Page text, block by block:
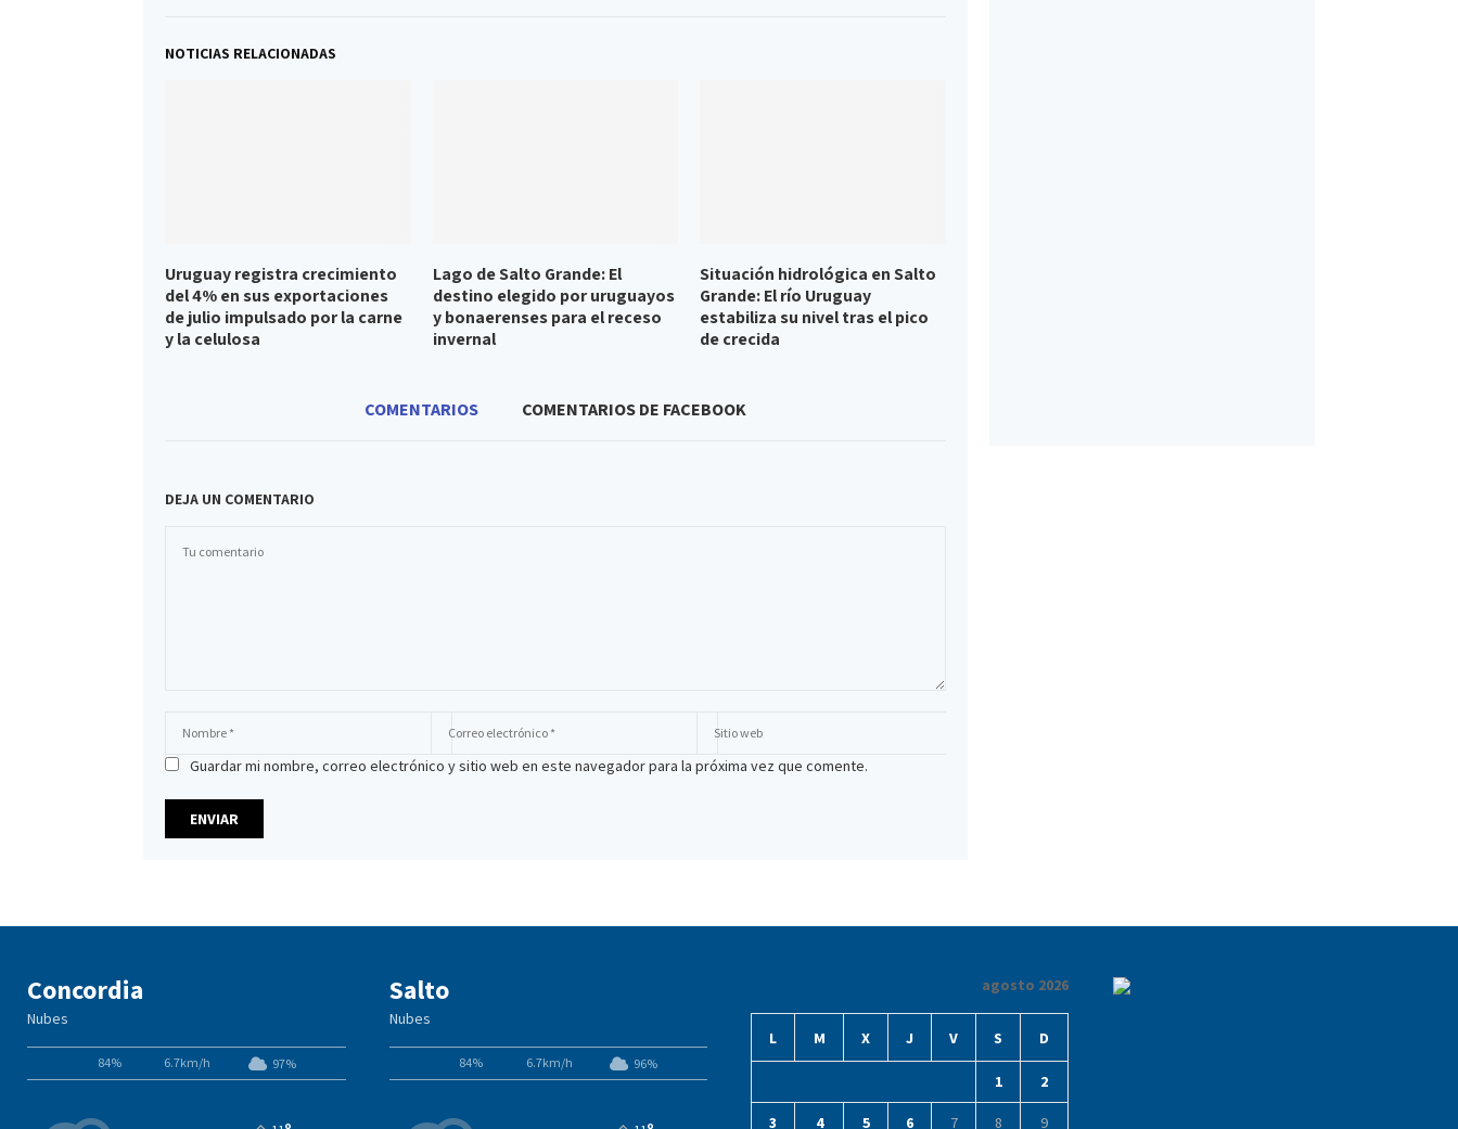
NOTICIAS RELACIONADAS
Uruguay registra crecimiento
del 4% en sus exportaciones
de julio impulsado por la carne
y la celulosa
Lago de Salto Grande: El
destino elegido por uruguayos
y bonaerenses para el receso
invernal
Situación hidrológica en Salto
Grande: El río Uruguay
estabiliza su nivel tras el pico
de crecida
COMENTARIOS COMENTARIOS DE FACEBOOK
DEJA UN COMENTARIO
Guardar mi nombre, correo electrónico y sitio web en este navegador para la próxima vez que comente.
Concordia
Nubes
84% 6.7km/h 97%
Salto
Nubes
84% 6.7km/h 96%
agosto 2026
L M X J V S D
1 2
3 4 5 6 7 8 9